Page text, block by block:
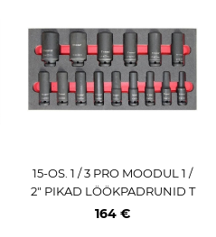
15-OS. 1 / 3 PRO MOODUL 1 /
2" PIKAD LÖÖKPADRUNID T
RIUMF
164 €